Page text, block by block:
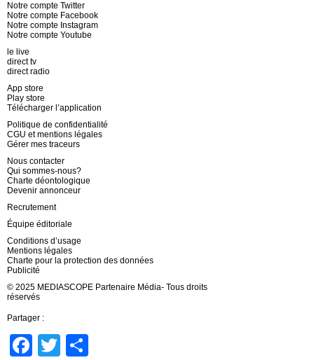
Notre compte Twitter
Notre compte Facebook
Notre compte Instagram
Notre compte Youtube
le live
direct tv
direct radio
App store
Play store
Télécharger l’application
Politique de confidentialité
CGU et mentions légales
Gérer mes traceurs
Nous contacter
Qui sommes-nous?
Charte déontologique
Devenir annonceur
Recrutement
Équipe éditoriale
Conditions d’usage
Mentions légales
Charte pour la protection des données
Publicité
© 2025 MEDIASCOPE Partenaire Média- Tous droits
réservés
Partager :
Facebook
Twitter